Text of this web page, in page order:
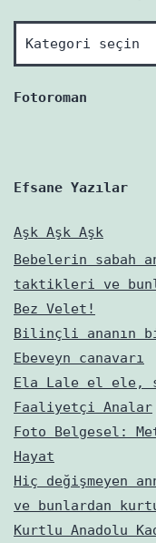
Hmm
neler
varmış?
Fotoroman
Efsane Yazılar
Aşk Aşk Aşk
Bebelerin sabah
taktikleri ve
Bez Velet!
Bilinçli ananın
Ebeveyn canavarı
Ela Lale el ele,
Faaliyetçi Analar
Foto Belgesel:
Hayat
Hiç değişmeyen
ve bunlardan
Kurtlu Anadolu